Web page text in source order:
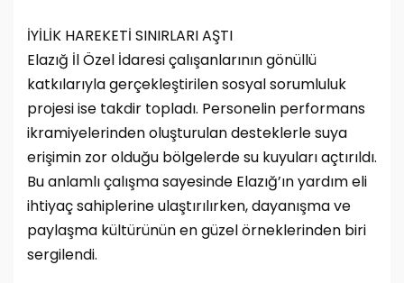
İYİLİK HAREKETİ SINIRLARI AŞTI
Elazığ İl Özel İdaresi çalışanlarının gönüllü
katkılarıyla gerçekleştirilen sosyal sorumluluk
projesi ise takdir topladı. Personelin performans
ikramiyelerinden oluşturulan desteklerle suya
erişimin zor olduğu bölgelerde su kuyuları açtırıldı.
Bu anlamlı çalışma sayesinde Elazığ’ın yardım eli
ihtiyaç sahiplerine ulaştırılırken, dayanışma ve
paylaşma kültürünün en güzel örneklerinden biri
sergilendi.